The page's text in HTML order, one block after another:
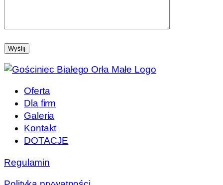
Oferta
Dla firm
Galeria
Kontakt
DOTACJE
Regulamin